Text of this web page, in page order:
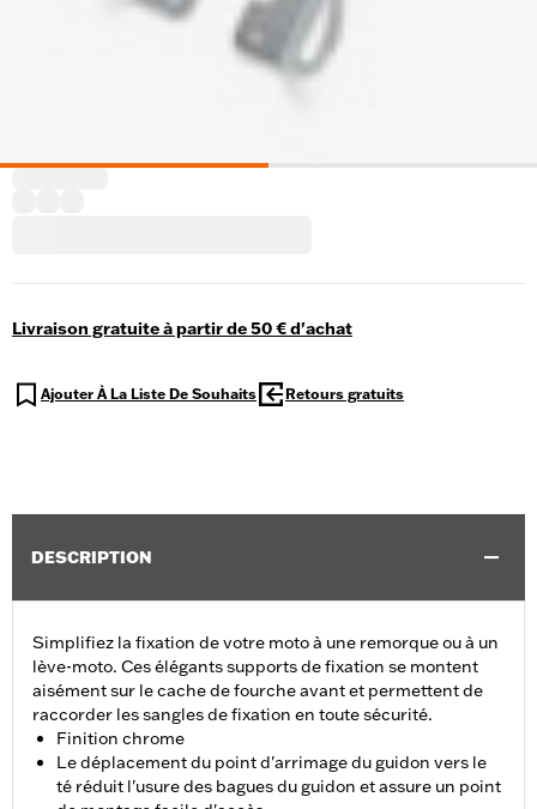
Livraison gratuite à partir de 50 € d'achat
Ajouter À La Liste De Souhaits Retours gratuits
DESCRIPTION
Simplifiez la fixation de votre moto à une remorque ou à un
lève-moto. Ces élégants supports de fixation se montent
aisément sur le cache de fourche avant et permettent de
raccorder les sangles de fixation en toute sécurité.
Finition chrome
Le déplacement du point d'arrimage du guidon vers le
té réduit l'usure des bagues du guidon et assure un point